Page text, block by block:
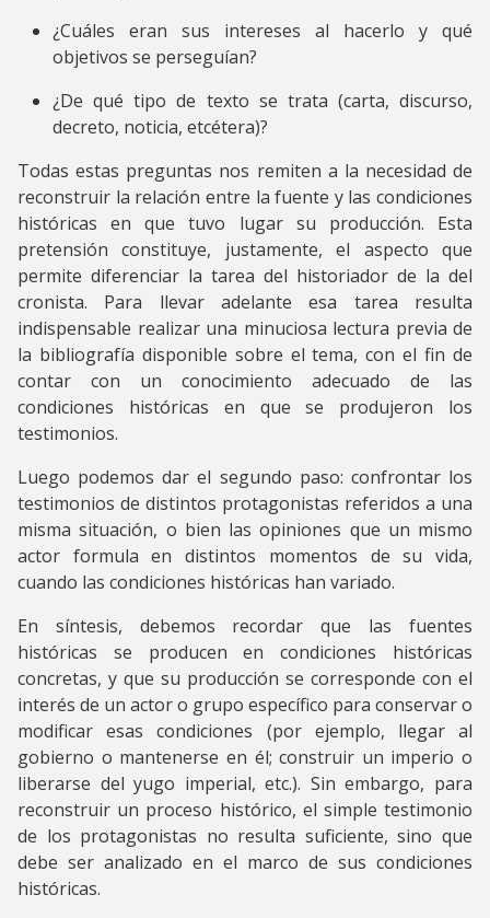
¿Cuáles eran sus intereses al hacerlo y qué
objetivos se perseguían?
¿De qué tipo de texto se trata (carta, discurso,
decreto, noticia, etcétera)?
Todas estas preguntas nos remiten a la necesidad de
reconstruir la relación entre la fuente y las condiciones
históricas en que tuvo lugar su producción. Esta
pretensión constituye, justamente, el aspecto que
permite diferenciar la tarea del historiador de la del
cronista. Para llevar adelante esa tarea resulta
indispensable realizar una minuciosa lectura previa de
la bibliografía disponible sobre el tema, con el fin de
contar con un conocimiento adecuado de las
condiciones históricas en que se produjeron los
testimonios.
Luego podemos dar el segundo paso: confrontar los
testimonios de distintos protagonistas referidos a una
misma situación, o bien las opiniones que un mismo
actor formula en distintos momentos de su vida,
cuando las condiciones históricas han variado.
En síntesis, debemos recordar que las fuentes
históricas se producen en condiciones históricas
concretas, y que su producción se corresponde con el
interés de un actor o grupo específico para conservar o
modificar esas condiciones (por ejemplo, llegar al
gobierno o mantenerse en él; construir un imperio o
liberarse del yugo imperial, etc.). Sin embargo, para
reconstruir un proceso histórico, el simple testimonio
de los protagonistas no resulta suficiente, sino que
debe ser analizado en el marco de sus condiciones
históricas.